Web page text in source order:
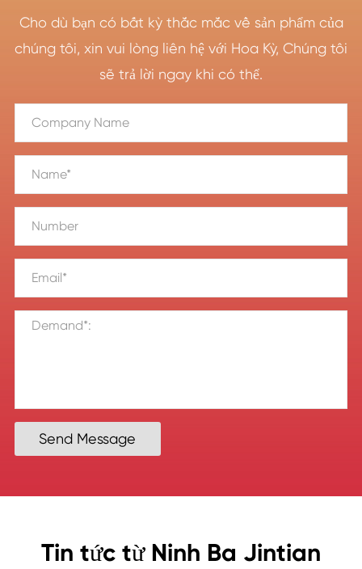
Cho dù bạn có bất kỳ thắc mắc về sản phẩm của
chúng tôi, xin vui lòng liên hệ với Hoa Kỳ, Chúng tôi
sẽ trả lời ngay khi có thể.
Send Message
Tin tức từ Ninh Ba Jintian